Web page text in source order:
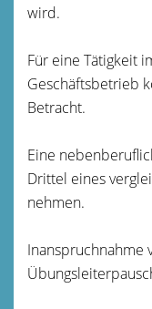
wird.
Für eine Tätigkeit
Geschäftsbetrieb
Betracht.
Eine
Drittel eines
nehmen.
Inanspruchnahme